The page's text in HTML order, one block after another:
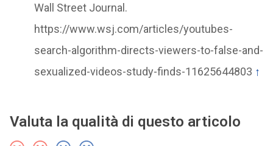
Wall Street Journal.
https://www.wsj.com/articles/youtubes-
search-algorithm-directs-viewers-to-false-and-
sexualized-videos-study-finds-11625644803 ↑
Valuta la qualità di questo articolo